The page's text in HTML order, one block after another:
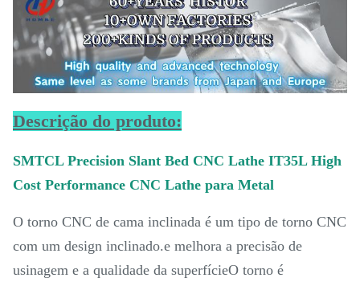
Descrição do produto:
SMTCL Precision Slant Bed CNC Lathe IT35L High
Cost Performance CNC Lathe para Metal
O torno CNC de cama inclinada é um tipo de torno CNC
com um design inclinado.e melhora a precisão de
usinagem e a qualidade da superfícieO torno é